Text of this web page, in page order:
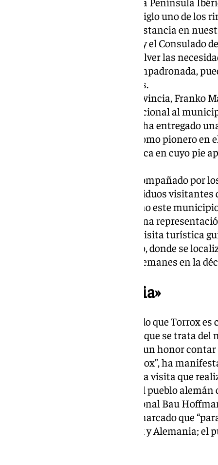
Hoffman es desde hace medio siglo uno de los
alemanes para disfrutar de su estancia en
que el Ayuntamiento de Torrox y el Consulado
una estrecha relación para resolver las
aunque en ocasiones no está empadronada,
municipales las 6.000 personas.
El cónsul de Alemania en la provincia, Franko
jueves su primera visita institucional al
alcalde, Oscar Medina, quién le ha entregado
cariño demostrado a Torrox y como pionero
casa” reza la frase final de la placa en cuyo pie
Stritt ha asistido a este acto acompañado por
Kempermann y Uwe Löbner, asiduos
Oktoberfest que celebra cada año este
principios de octubre. Junto a una
todo el grupo ha realizado una visita turística
como por la costa del municipio, donde se
promovidas por empresarios alemanes en la
«La pequeña Alemania»
De hecho, el alcalde ha recordado que Torrox
Alemania del sur de Europa”, ya que se trata
mayor población germana. “Es un honor
Málaga y todo su equipo en Torrox”, ha
“Para nosotros es un orgullo esta visita que
en el origen de las relaciones del pueblo
urbanización Centro Internacional Bau
Óscar Medina. El alcalde ha remarcado que
magnífica relación entre Torrox y Alemania; el